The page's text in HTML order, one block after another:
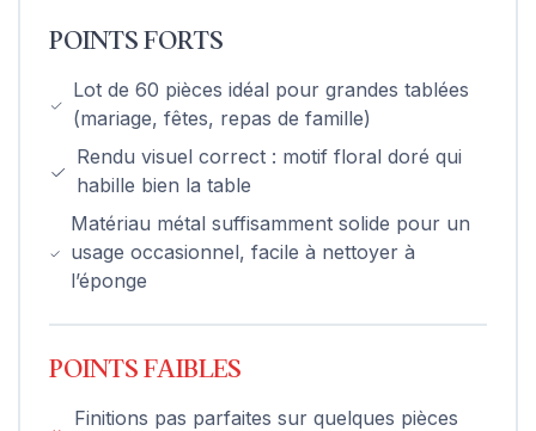
POINTS FORTS
Lot de 60 pièces idéal pour grandes tablées
(mariage, fêtes, repas de famille)
Rendu visuel correct : motif floral doré qui
habille bien la table
Matériau métal suffisamment solide pour un
usage occasionnel, facile à nettoyer à
l’éponge
POINTS FAIBLES
Finitions pas parfaites sur quelques pièces